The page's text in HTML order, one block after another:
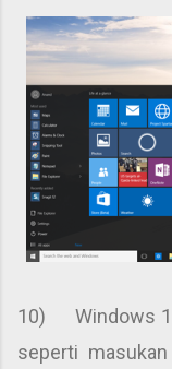
10) Windows
seperti